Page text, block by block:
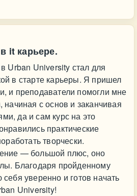
it карьере.
Urban University стал для
в старте карьеры. Я пришел
и преподаватели помогли мне
начиная с основ и заканчивая
да и сам курс на это
практические
творчески.
— большой плюс, оно
Благодаря пройденному
уверенно и готов начать
University!